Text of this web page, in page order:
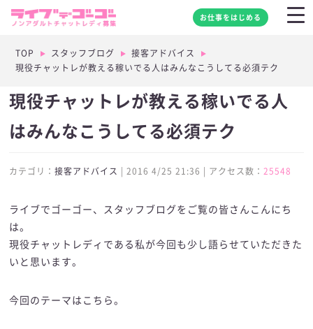
お仕事をはじめる
TOP スタッフブログ
接客アドバイス
現役チャットレが教える稼いでる人はみんなこうしてる必須テク
現役チャットレが教える稼いでる人
はみんなこうしてる必須テク
カテゴリ：接客アドバイス | 2016 4/25 21:36 | アクセス数：25548
ライブでゴーゴー、スタッフブログをご覧の皆さんこんにち
は。
現役チャットレディである私が今回も少し語らせていただきた
いと思います。
今回のテーマはこちら。